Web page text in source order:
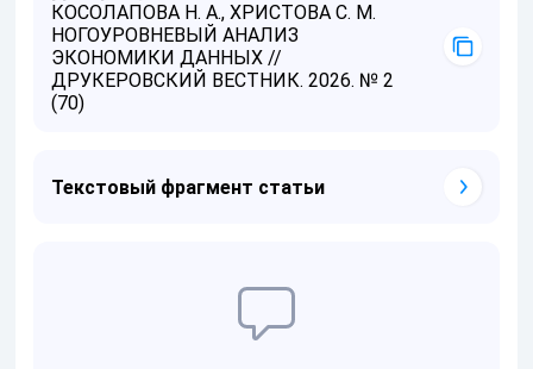
КОСОЛАПОВА Н. А., ХРИСТОВА С. М.
НОГОУРОВНЕВЫЙ АНАЛИЗ
ЭКОНОМИКИ ДАННЫХ //
ДРУКЕРОВСКИЙ ВЕСТНИК. 2026. № 2
(70)
Текстовый фрагмент статьи